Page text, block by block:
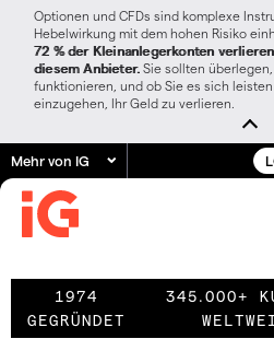
Optionen und CFDs sind komplexe
Hebelwirkung mit dem hohen Risiko
72 % der Kleinanlegerkonten
diesem Anbieter. Sie sollten
funktionieren, und ob Sie es sich
einzugehen, Ihr Geld zu verlieren.
Mehr von IG
1974
GEGRÜNDET
345.000+